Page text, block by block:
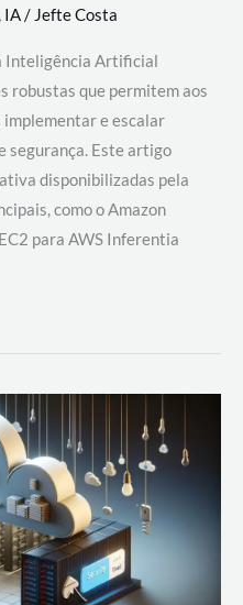
IA/Jefte Costa
Inteligência Artificial
robustas que permitem aos
implementar e escalar
segurança. Este artigo
disponibilizadas pela
como o Amazon
para AWS Inferentia